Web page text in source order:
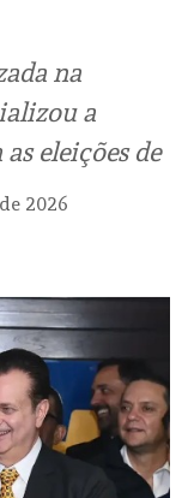
na
a
eleições de
2026